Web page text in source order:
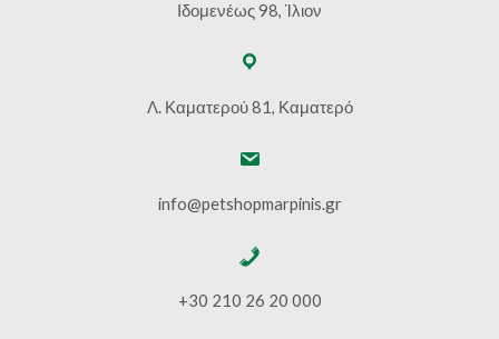
Ιδομενέως 98, Ίλιον
Λ. Καματερού 81, Καματερό
info@petshopmarpinis.gr
+30 210 26 20 000